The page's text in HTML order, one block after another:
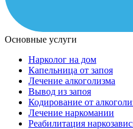
Основные услуги
Нарколог на дом
Капельница от запоя
Лечение алкоголизма
Вывод из запоя
Кодирование от
Лечение наркомании
Реабилитация